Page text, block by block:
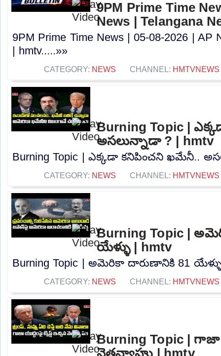
9PM Prime Time
News | Telangana
9PM Prime Time News | 05-08-2026 | AP
| hmtv.....»»
CATEGORY: NEWS CHANNEL: HMTVNEWS
Burning Topic |
అసలున్నాడా ? | hmtv
Burning Topic | ఎక్కడా కనిపించని ఖమేనీ..
CATEGORY: NEWS CHANNEL: HMTVNEWS
Burning Topic |
యేళ్ళు | hmtv
Burning Topic | అమెరికా దారుణానికి 81 యేళ్ళు
CATEGORY: NEWS CHANNEL: HMTVNEWS
Burning Topic | గాజా
నెతన్యాహు | hmtv